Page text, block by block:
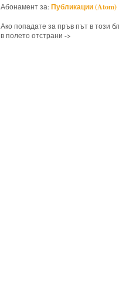
Абонамент за:Публикации (Atom)
Ако попадате за пръв път в този
в полето отстрани ->